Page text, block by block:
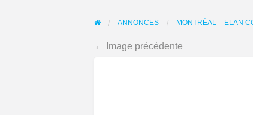
ANNONCES MONTRÉAL – ELAN
← Image précédente